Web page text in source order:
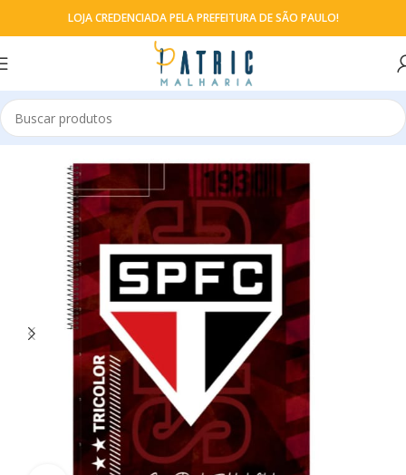
LOJA CREDENCIADA PELA PREFEITURA DE SÃO PAULO!
Início Cadernos